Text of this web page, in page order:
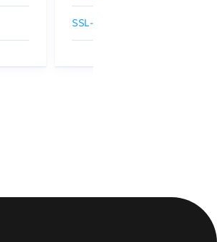
SSL-сертификаты GlobalSign